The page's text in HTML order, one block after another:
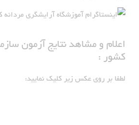
اعلام و مشاهد نتایج آزمون
کشور :
لطفا بر روی عکس زیر کلیک نمایید: